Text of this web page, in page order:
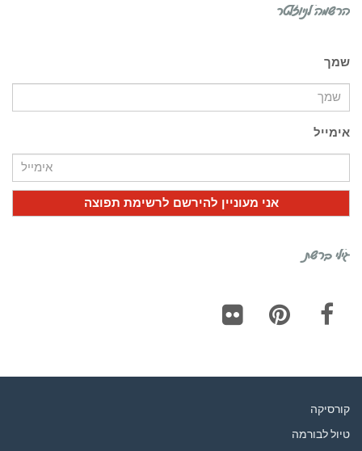
הרשמה לניוזלטר
שמך
אימייל
גילי ברשת
קורסיקה
טיול לבורמה